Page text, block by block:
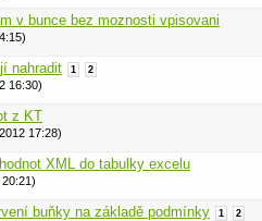
v bunce bez moznosti vpisovani
nahradit 1 2
16:30)
z KT
17:28)
XML do tabulky excelu
buňky na základě podmínky 1 2